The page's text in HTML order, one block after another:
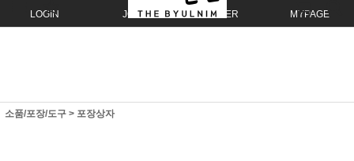
LOGIN JOIN ORDER MYPAGE
소품/포장/도구 > 포장상자